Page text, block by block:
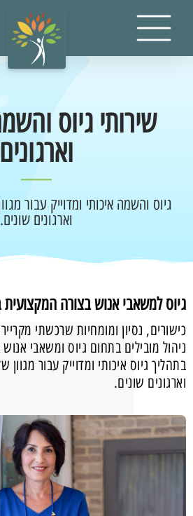
שירותי גיוס
וארגונים
גיוס והשמה איכותי ומדוייק עבור
וארגונים שונים.
גיוס למשאבי אנוש בצורה המקצועית
כישורים, נסיון ומומחיות שרכשתי
ניהול מובילים בתחום גיוס ומשאבי
בתהליך גיוס איכותי ומדוייק עבור
וארגונים שונים.